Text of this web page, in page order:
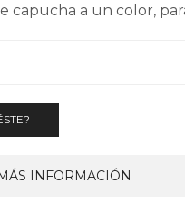
capucha a un color,
INFORMACIÓN